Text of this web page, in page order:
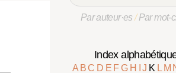
Par auteur·es/Par mot-
Index
A BC D E FG H IJ K L M